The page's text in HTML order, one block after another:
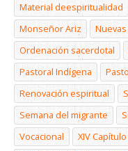
Material deespiritualidad
Monseñor Ariz
Ordenación sacerdotal
Pastoral Indígena
Renovación espiritual
Semana del migrante
Vocacional
XIV